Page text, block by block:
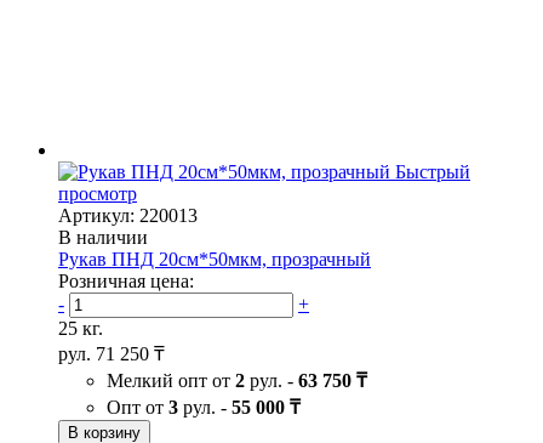
Быстрый
просмотр
Артикул: 220013
В наличии
Рукав ПНД 20см*50мкм, прозрачный
Розничная цена:
-
+
25 кг.
рул. 71 250 ₸
Мелкий опт от 2 рул. - 63 750 ₸
Опт от 3 рул. - 55 000 ₸
В корзину